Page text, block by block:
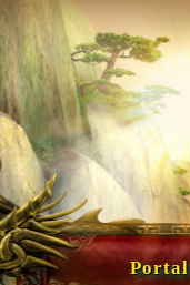
Portal